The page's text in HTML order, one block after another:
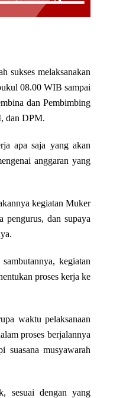
sukses melaksanakan
08.00 WIB sampai
dan Pembimbing
dan DPM.
apa saja yang akan
anggaran yang
kegiatan Muker
pengurus, dan supaya
kegiatan
proses kerja ke
waktu pelaksanaan
proses berjalannya
musyawarah
sesuai dengan yang